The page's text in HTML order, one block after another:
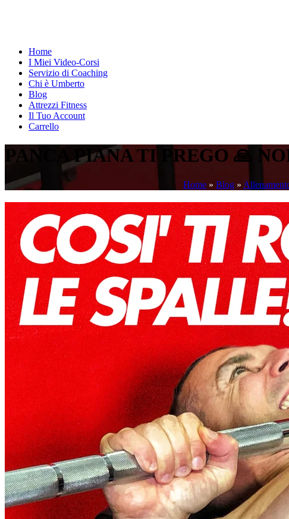
Home
I Miei Video-Corsi
Servizio di Coaching
Chi è Umberto
Blog
Attrezzi Fitness
Il Tuo Account
Carrello
PANCA PIANA TI PREGO 🙏
Home » Blog »